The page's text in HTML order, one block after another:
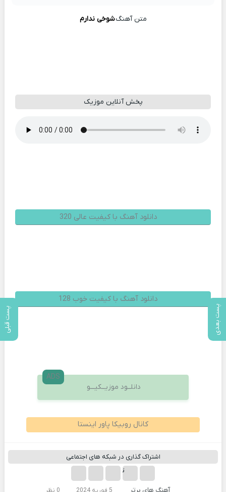
پست بعدی پست قبلی
متن آهنگشوخی ندارم
پخش آنلاین موزیک
دانلود آهنگ با کیفیت عالی 320
دانلــود موزیــکیـــو
کانال روبیکا پاور اینستا